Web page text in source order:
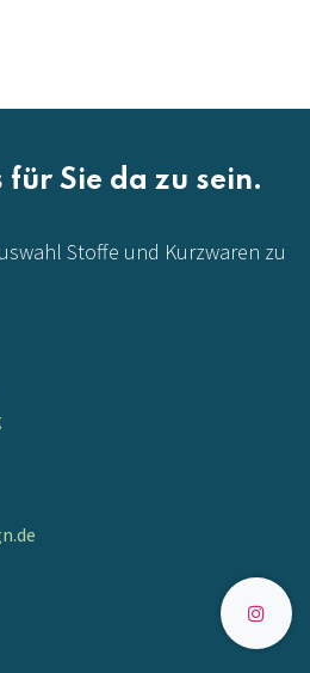
Sie da zu sein.
Stoffe und Kurzwaren zu